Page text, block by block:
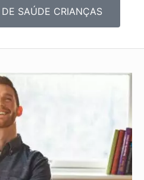
SAÚDE CRIANÇAS